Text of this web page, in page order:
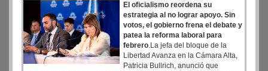
El oficialismo reordena su
estrategia al no lograr apoyo. Sin
votos, el gobierno frena el debate y
patea la reforma laboral para
febrero.La jefa del bloque de la
Libertad Avanza en la Cámara Alta,
Patricia Bullrich, anunció que